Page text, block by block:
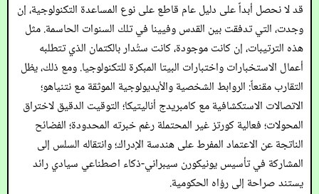
قد لا نحصل أبداً على دليل عام قاطع على نوع المساعدة التكنولوجية، إن
وجدت، التي تدفقت بين القدس وفيينا في تلك السنوات الحاسمة. مثل
هذه الترتيبات، إن كانت موجودة، كانت ستُدار بالكتمان الذي تتطلبه
أعمال الاستخبارات واختبارات البيتا المبكرة للتكنولوجيا. ومع ذلك، يظل
التقارب مقنعاً: الروابط الشخصية والأيديولوجية الموثقة مع نتنياهو؛
الاتصالات الاستكشافية مع كامبريدج أناليتيكا؛ التوقيت الدقيق لاختراق
المحولات؛ فعالية كورتز غير المحتملة رغم خبرته المحدودة؛ الفضائح
الناتجة عن الاعتماد المفرط على هندسة الإدراك؛ وانتقاله السلس إلى
المشاركة في تأسيس يونيكورن سيبراني-ذكاء اصطناعي سيادي رائد
يستند صراحة إلى رؤاه الحكومية.